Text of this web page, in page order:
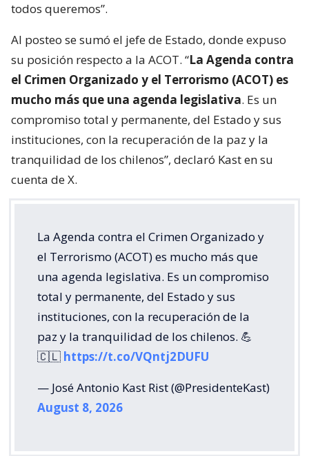
todos queremos”.
Al posteo se sumó el jefe de Estado, donde expuso
su posición respecto a la ACOT. “La Agenda contra
el Crimen Organizado y el Terrorismo (ACOT) es
mucho más que una agenda legislativa. Es un
compromiso total y permanente, del Estado y sus
instituciones, con la recuperación de la paz y la
tranquilidad de los chilenos”, declaró Kast en su
cuenta de X.
La Agenda contra el Crimen Organizado y
el Terrorismo (ACOT) es mucho más que
una agenda legislativa. Es un compromiso
total y permanente, del Estado y sus
instituciones, con la recuperación de la
paz y la tranquilidad de los chilenos. 💪
🇨🇱 https://t.co/VQntj2DUFU
— José Antonio Kast Rist (@PresidenteKast)
August 8, 2026